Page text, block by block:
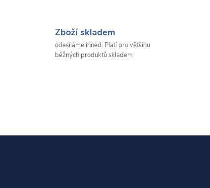
Zboží skladem
odesíláme ihned. Platí pro většinu
běžných produktů skladem